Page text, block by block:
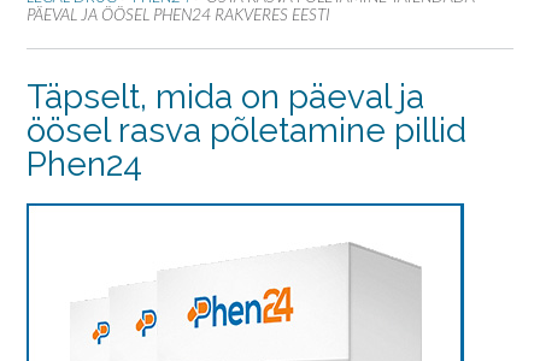
PÄEVAL JA ÖÖSEL PHEN24 RAKVERES EESTI
Täpselt, mida on päeval ja
öösel rasva põletamine pillid
Phen24